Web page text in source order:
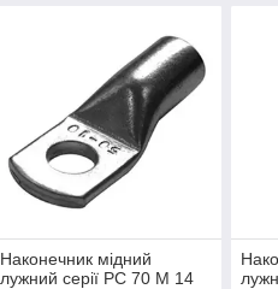
Наконечник мідний
лужний серії РС 70 М 14